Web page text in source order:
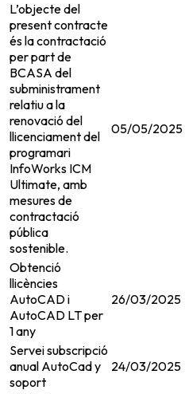
L’objecte del
present contracte
és la contractació
per part de
BCASA del
subministrament
relatiu a la
renovació del
llicenciament del
programari
InfoWorks ICM
Ultimate, amb
mesures de
contractació
pública
sostenible.
05/05/2025
Obtenció
llicències
AutoCAD i
AutoCAD LT per
1 any
26/03/2025
Servei subscripció
anual AutoCad y
soport
24/03/2025